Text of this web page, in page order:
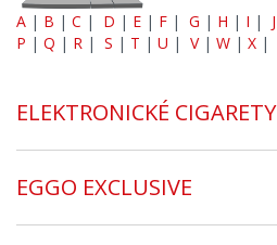
A | B | C | D | E | F | G | H | I | J
P | Q | R | S | T | U | V| W | X |
ELEKTRONICKÉ CIGARETY
EGGO EXCLUSIVE